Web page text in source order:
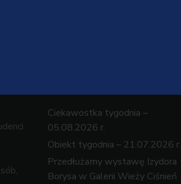
Ciekawostka tygodnia –
05.08.2026 r.
Obiekt tygodnia – 21.07.2026 r.
Przedłużamy wystawę Izydora
Borysa w Galerii Wieży Ciśnień